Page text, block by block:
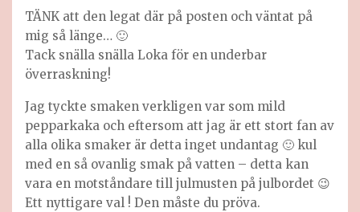
TÄNK att den legat där på posten och väntat på
mig så länge… 🙂
Tack snälla snälla Loka för en underbar
överraskning!
Jag tyckte smaken verkligen var som mild
pepparkaka och eftersom att jag är ett stort fan av
alla olika smaker är detta inget undantag 🙂 kul
med en så ovanlig smak på vatten – detta kan
vara en motståndare till julmusten på julbordet 😉
Ett nyttigare val ! Den måste du pröva.